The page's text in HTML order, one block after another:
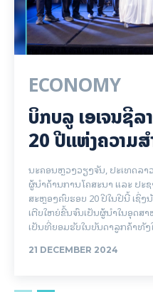
ECONOMY
ບິກບລູ ເອເຈນຊີ
20 ປີແຫ່ງຄວາມສ
ນະຄອນຫຼວງວຽງຈັນ, ປະເທດລາ
ຜູ້ນຳດ້ານການໂຄສະນາ ແລະ ປະ
ສະຫຼອງຄົບຮອບ 20 ປີໃນປີນີ້ ເຊິ່
ເຕີບໃຫຍ່ຂື້ນຈົນເປັນຜູ້ນຳໃນອຸດສ
ເປັນທີ່ຍອມຮັບໃນບັນດາລູກຄ້າທັງ
21 DECEMBER 2024